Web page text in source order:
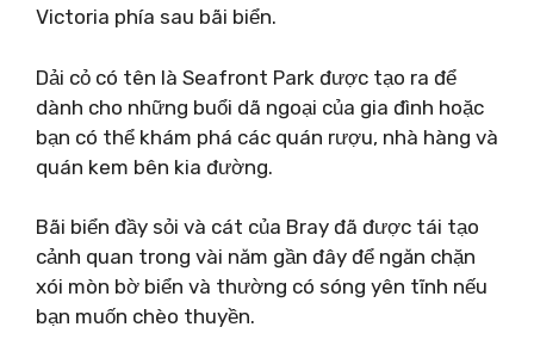
Victoria phía sau bãi biển.
Dải cỏ có tên là Seafront Park được tạo ra để
dành cho những buổi dã ngoại của gia đình hoặc
bạn có thể khám phá các quán rượu, nhà hàng và
quán kem bên kia đường.
Bãi biển đầy sỏi và cát của Bray đã được tái tạo
cảnh quan trong vài năm gần đây để ngăn chặn
xói mòn bờ biển và thường có sóng yên tĩnh nếu
bạn muốn chèo thuyền.